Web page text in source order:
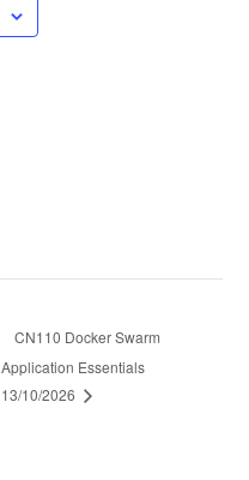
CN110 Docker Swarm
Application Essentials
13/10/2026